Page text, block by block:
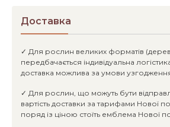
Доставка
✓ Для рослин великих форматів
передбачається індивідуальна
доставка можлива за умови
✓ Для рослин, що можуть бути
вартість доставки за тарифами Нової
поряд із ціною стоїть емблема Нової